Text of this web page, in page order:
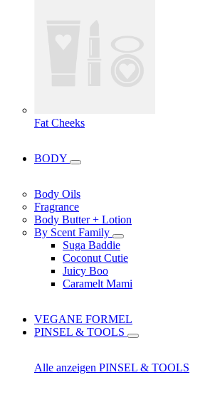
Fat Cheeks
BODY
Body Oils
Fragrance
Body Butter + Lotion
By Scent Family
Suga Baddie
Coconut Cutie
Juicy Boo
Caramelt Mami
VEGANE FORMEL
PINSEL & TOOLS
Alle anzeigen PINSEL & TOOLS